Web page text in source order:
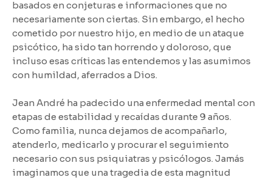
basados en conjeturas e informaciones que no
necesariamente son ciertas. Sin embargo, el hecho
cometido por nuestro hijo, en medio de un ataque
psicótico, ha sido tan horrendo y doloroso, que
incluso esas críticas las entendemos y las asumimos
con humildad, aferrados a Dios.
Jean André ha padecido una enfermedad mental con
etapas de estabilidad y recaídas durante 9 años.
Como familia, nunca dejamos de acompañarlo,
atenderlo, medicarlo y procurar el seguimiento
necesario con sus psiquiatras y psicólogos. Jamás
imaginamos que una tragedia de esta magnitud